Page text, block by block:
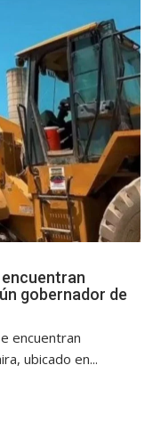
gobernador de
encuentran
ubicado en...